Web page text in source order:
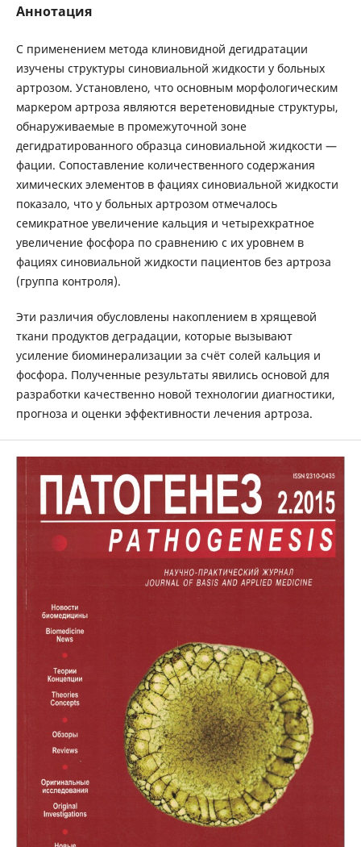
Аннотация
С применением метода клиновидной дегидратации
изучены структуры синовиальной жидкости у больных
артрозом. Установлено, что основным морфологическим
маркером артроза являются веретеновидные структуры,
обнаруживаемые в промежуточной зоне
дегидратированного образца синовиальной жидкости —
фации. Сопоставление количественного содержания
химических элементов в фациях синовиальной жидкости
показало, что у больных артрозом отмечалось
семикратное увеличение кальция и четырехкратное
увеличение фосфора по сравнению с их уровнем в
фациях синовиальной жидкости пациентов без артроза
(группа контроля).
Эти различия обусловлены накоплением в хрящевой
ткани продуктов деградации, которые вызывают
усиление биоминерализации за счёт солей кальция и
фосфора. Полученные результаты явились основой для
разработки качественно новой технологии диагностики,
прогноза и оценки эффективности лечения артроза.